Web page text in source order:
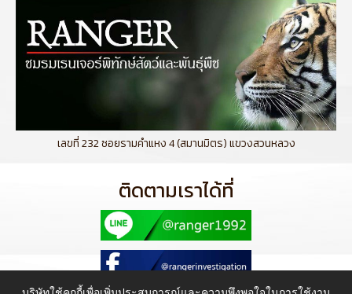
เลขที่ 232 ซอยรามคำแหง 4 (สมานมิตร) แขวงสวนหลวง
ติดตามเราได้ที่